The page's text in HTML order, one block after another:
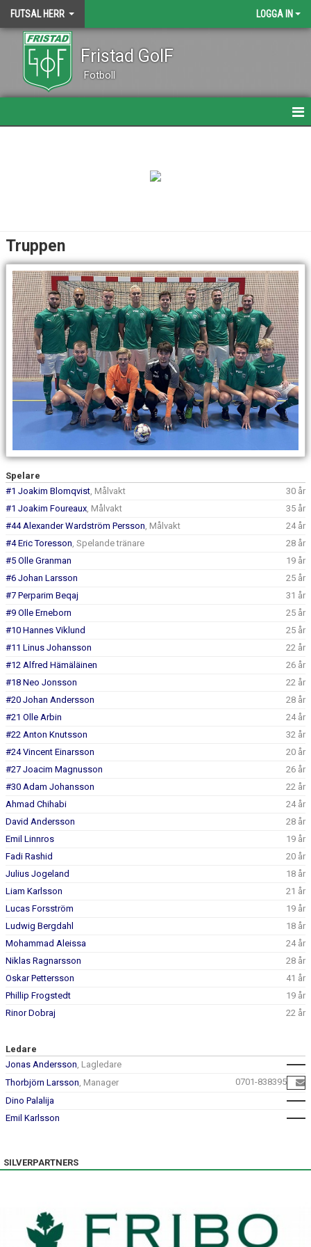
FUTSAL HERR LOGGA IN
Fristad GoIF
Fotboll
TRUPPEN
BILDGALLERI
DOKUMENT
KONTAKT
Truppen
Spelare
#1 Joakim Blomqvist , Målvakt
30 år
#1 Joakim Foureaux , Målvakt
35 år
#44 Alexander Wardström Persson , Målvakt
24 år
#4 Eric Toresson , Spelande tränare
28 år
#5 Olle Granman
19 år
#6 Johan Larsson
25 år
#7 Perparim Beqaj
31 år
#9 Olle Erneborn
25 år
#10 Hannes Viklund
25 år
#11 Linus Johansson
22 år
#12 Alfred Hämäläinen
26 år
#18 Neo Jonsson
22 år
#20 Johan Andersson
28 år
#21 Olle Arbin
24 år
#22 Anton Knutsson
32 år
#24 Vincent Einarsson
20 år
#27 Joacim Magnusson
26 år
#30 Adam Johansson
22 år
Ahmad Chihabi
24 år
David Andersson
28 år
Emil Linnros
19 år
Fadi Rashid
20 år
Julius Jogeland
18 år
Liam Karlsson
21 år
Lucas Forsström
19 år
Ludwig Bergdahl
18 år
Mohammad Aleissa
24 år
Niklas Ragnarsson
28 år
Oskar Pettersson
41 år
Phillip Frogstedt
19 år
Rinor Dobraj
22 år
Ledare
Jonas Andersson , Lagledare
Thorbjörn Larsson , Manager
0701-838395
Dino Palalija
Emil Karlsson
SILVERPARTNERS